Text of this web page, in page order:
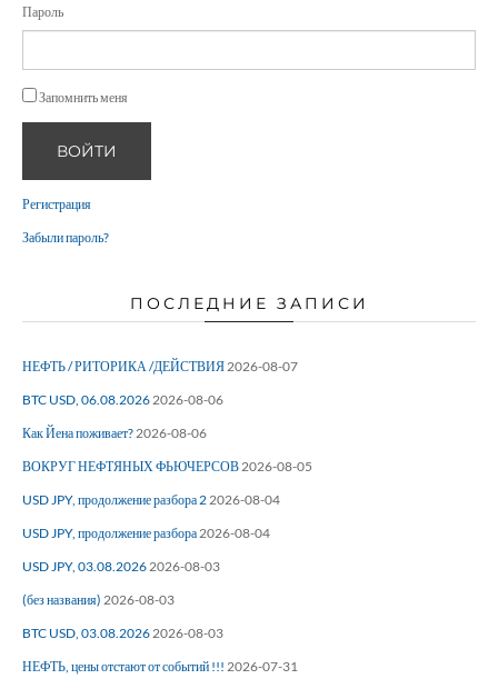
Пароль
Запомнить меня
ВОЙТИ
Регистрация
Забыли пароль?
ПОСЛЕДНИЕ ЗАПИСИ
НЕФТЬ / РИТОРИКА /ДЕЙСТВИЯ 2026-08-07
BTC USD, 06.08.2026 2026-08-06
Как Йена поживает? 2026-08-06
ВОКРУГ НЕФТЯНЫХ ФЬЮЧЕРСОВ 2026-08-05
USD JPY, продолжение разбора 2 2026-08-04
USD JPY, продолжение разбора 2026-08-04
USD JPY, 03.08.2026 2026-08-03
(без названия) 2026-08-03
BTC USD, 03.08.2026 2026-08-03
НЕФТЬ, цены отстают от событий !!! 2026-07-31